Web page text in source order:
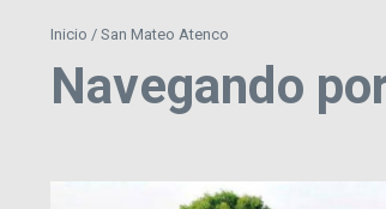
Inicio / San Mateo Atenco
Navegando